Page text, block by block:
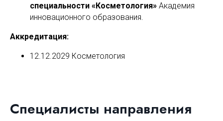
специальности «Косметология» Академия
инновационного образования.
Аккредитация:
12.12.2029 Косметология
Специалисты направления